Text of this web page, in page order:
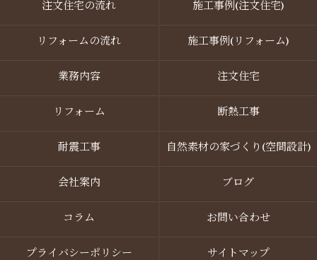
注文住宅の流れ 施工事例(注文住宅)
リフォームの流れ 施工事例(リフォーム)
業務内容 注文住宅
リフォーム 断熱工事
耐震工事 自然素材の家づくり(空間設計)
会社案内 ブログ
コラム お問い合わせ
プライバシーポリシー サイトマップ